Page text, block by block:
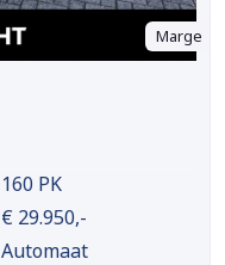
Marge
160 PK
€ 29.950,-
Automaat